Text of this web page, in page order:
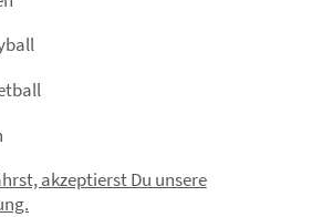
akzeptierst Du unsere